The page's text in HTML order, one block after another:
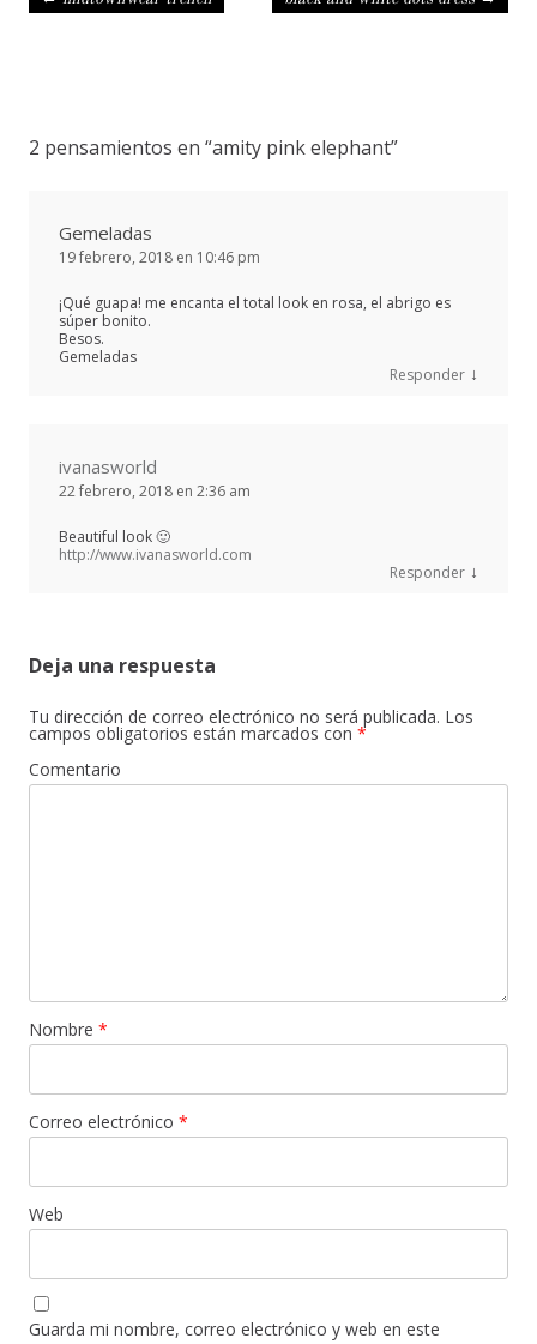
2 pensamientos en “amity pink elephant”
Gemeladas
19 febrero, 2018 en 10:46 pm
¡Qué guapa! me encanta el total look en rosa, el abrigo es
súper bonito.
Besos.
Gemeladas
Responder ↓
ivanasworld
22 febrero, 2018 en 2:36 am
Beautiful look 🙂
http://www.ivanasworld.com
Responder ↓
Deja una respuesta
Tu dirección de correo electrónico no será publicada. Los
campos obligatorios están marcados con *
Comentario
Nombre *
Correo electrónico *
Web
Guarda mi nombre, correo electrónico y web en este